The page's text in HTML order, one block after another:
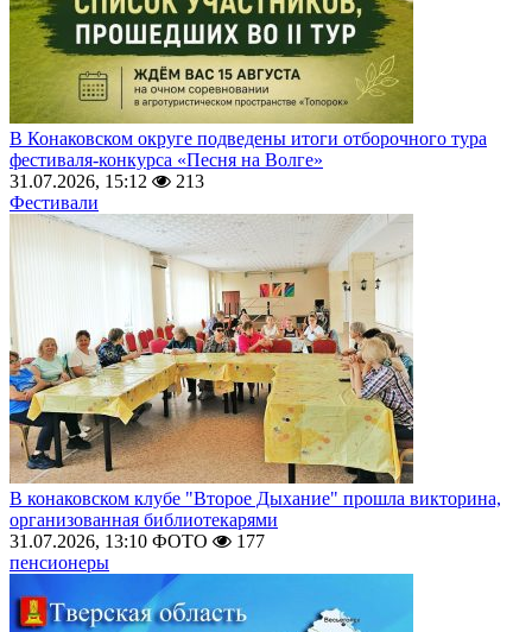
В Конаковском округе подведены итоги отборочного тура
фестиваля-конкурса «Песня на Волге»
31.07.2026, 15:12
213
Фестивали
В конаковском клубе "Второе Дыхание" прошла викторина,
организованная библиотекарями
31.07.2026, 13:10 ФОТО
177
пенсионеры